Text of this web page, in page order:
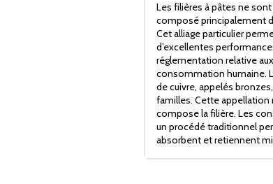
Les filières à pâtes ne
composé principalement
Cet alliage particulier
d’excellentes
réglementation relative
consommation humaine.
de cuivre, appelés
familles. Cette appellation
compose la filière. Les
un procédé traditionnel
absorbent et retiennent